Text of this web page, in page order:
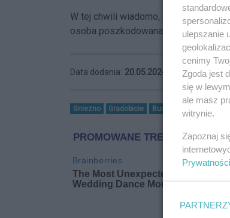
W tej chwili wiadomo, że w wyniku
osoba poszkodowana znajduje się
Data dodania: 20.05.2024 15:07
Gniezno Gradobicie Burza Ulewa
ulepszanie
cenimy
Zgoda jest
się w
ale masz
witrynie.
Zapoznaj
Prywatności